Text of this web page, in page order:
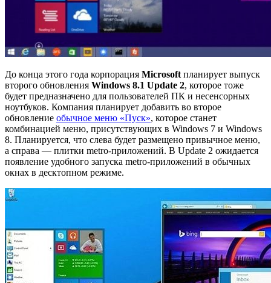
До конца этого года корпорация Microsoft планирует выпуск
второго обновления Windows 8.1 Update 2, которое тоже
будет предназначено для пользователей ПК и несенсорных
ноутбуков. Компания планирует добавить во второе
обновление обычное меню «Пуск», которое станет
комбинацией меню, присутствующих в Windows 7 и Windows
8. Планируется, что слева будет размещено привычное меню,
а справа — плитки metro-приложений. В Update 2 ожидается
появление удобного запуска metro-приложений в обычных
окнах в десктопном режиме.